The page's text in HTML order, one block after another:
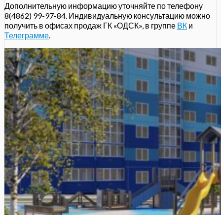
Дополнительную информацию уточняйте по телефону
8(4862) 99-97-84. Индивидуальную консультацию можно
получить в офисах продаж ГК «ОДСК», в группе ВК и
Телеграмме